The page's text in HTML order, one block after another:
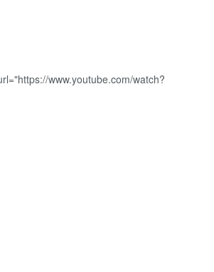
www.youtube.com/watch?